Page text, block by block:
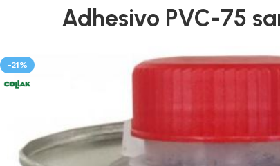
Adhesivo PVC-75
-21%